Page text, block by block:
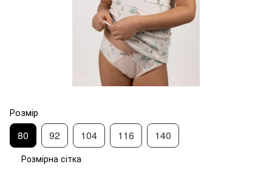
Розмір
80 92 104 116 140
Розмірна сітка